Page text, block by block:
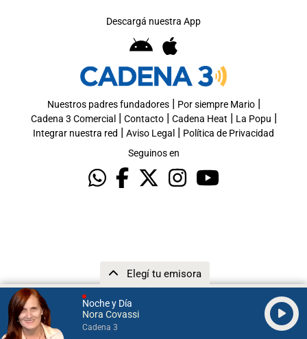
Noche y Día
Nora Covassi
Cadena 3
Elegí tu emisora
Descargá nuestra App
Nuestros padres fundadores| Por siempre Mario|
Cadena 3 Comercial | Contacto| Cadena Heat | La Popu |
Integrar nuestra red | Aviso Legal | Política de Privacidad
Seguinos en